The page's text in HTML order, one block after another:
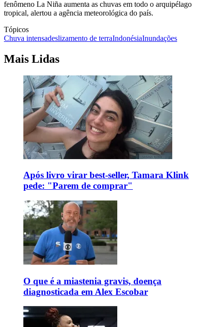
fenômeno La Niña aumenta as chuvas em todo o arquipélago
tropical, alertou a agência meteorológica do país.
Tópicos
Chuva intensadeslizamento de terraIndonésiaInundações
Mais Lidas
Após livro virar best-seller, Tamara Klink
pede: "Parem de comprar"
O que é a miastenia gravis, doença
diagnosticada em Alex Escobar